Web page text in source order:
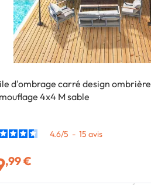
d'ombrage carré design ombrière
4x4 M sable
4.6/5 - 15 avis
,99 €